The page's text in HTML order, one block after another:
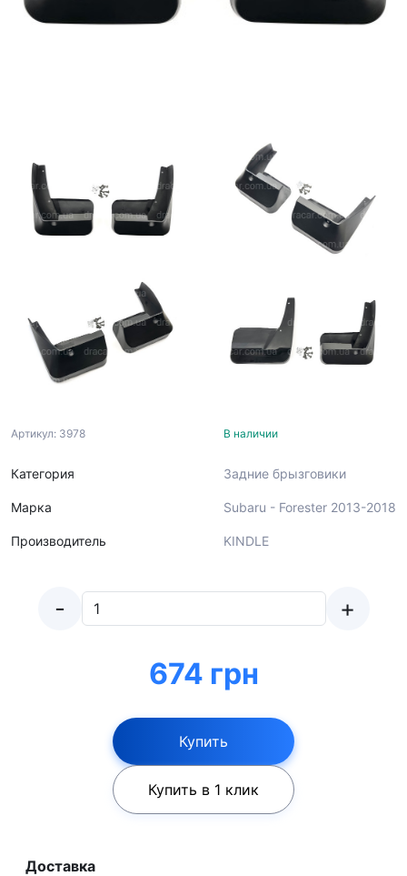
Артикул: 3978
Категория
Марка
Производитель
В наличии
Задние брызговики
Subaru - Forester 2013-2018
KINDLE
- +
674 грн
Купить
Купить в 1 клик
Доставка